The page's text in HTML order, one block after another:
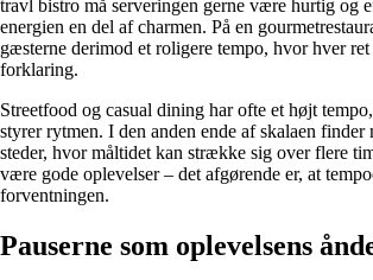
travl bistro må serveringen gerne være hurtig og
energien en del af charmen. På en
gæsterne derimod et roligere tempo, hvor hver
forklaring.
Streetfood og casual dining har ofte et højt
styrer rytmen. I den anden ende af skalaen finder
steder, hvor måltidet kan strække sig over flere
være gode oplevelser – det afgørende er, at
forventningen.
Pauserne som oplevelsens